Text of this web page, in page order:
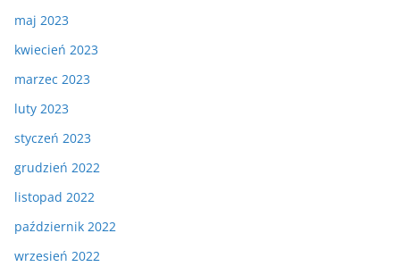
maj 2023
kwiecień 2023
marzec 2023
luty 2023
styczeń 2023
grudzień 2022
listopad 2022
październik 2022
wrzesień 2022